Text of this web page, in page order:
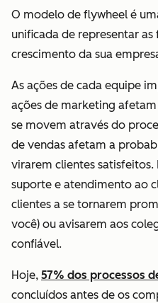
O modelo de flywheel é
unificada de representar
crescimento da sua
As ações de cada equipe
ações de marketing
se movem através do
de vendas afetam a
virarem clientes satisfeitos.
suporte e atendimento ao
clientes a se tornarem
você) ou avisarem aos
confiável.
Hoje, 57% dos processos
concluídos antes de os